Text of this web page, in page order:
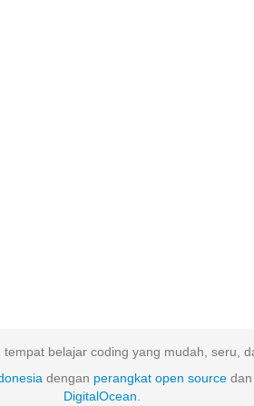
tempat belajar coding yang mudah, seru,
dengan perangkat open source
DigitalOcean